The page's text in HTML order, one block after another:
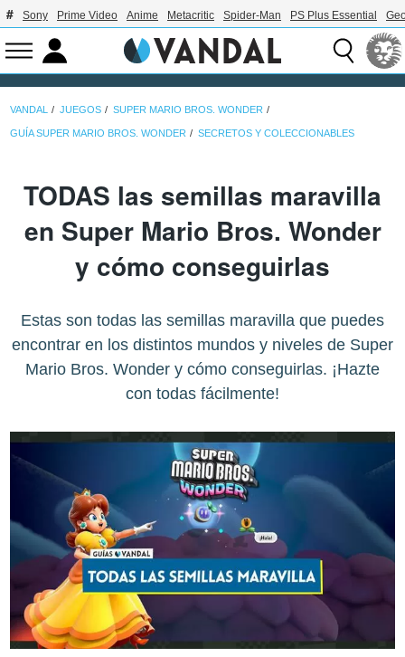
Sony Prime Video Anime Metacritic Spider-Man PS Plus Essential
VANDAL JUEGOS SUPER MARIO BROS. WONDER
GUÍA SUPER MARIO BROS. WONDER SECRETOS Y COLECCIONABLES
TODAS las semillas maravilla
en Super Mario Bros. Wonder
y cómo conseguirlas
Estas son todas las semillas maravilla que puedes
encontrar en los distintos mundos y niveles de Super
Mario Bros. Wonder y cómo conseguirlas. ¡Hazte
con todas fácilmente!